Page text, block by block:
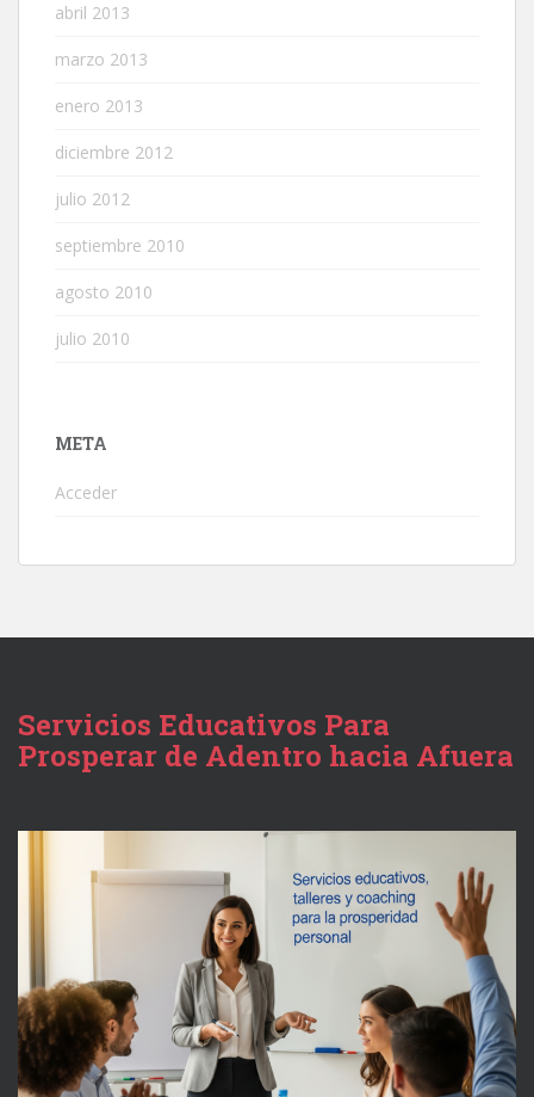
abril 2013
marzo 2013
enero 2013
diciembre 2012
julio 2012
septiembre 2010
agosto 2010
julio 2010
META
Acceder
Servicios Educativos Para
Prosperar de Adentro hacia Afuera